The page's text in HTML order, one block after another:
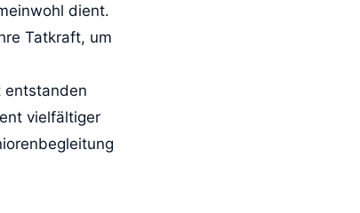
dient.
Tatkraft, um
entstanden
vielfältiger